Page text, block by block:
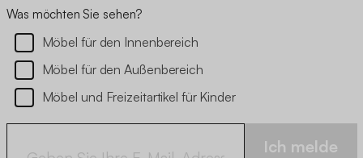
Was möchten Sie sehen?
Möbel für den Innenbereich
Möbel für den Außenbereich
Möbel und Freizeitartikel für Kinder
Ich melde